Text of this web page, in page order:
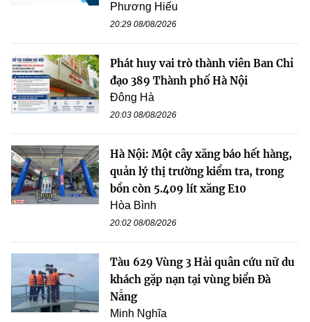
Phương Hiếu
20:29 08/08/2026
Phát huy vai trò thành viên Ban Chỉ
đạo 389 Thành phố Hà Nội
Đông Hà
20:03 08/08/2026
Hà Nội: Một cây xăng báo hết hàng,
quản lý thị trường kiểm tra, trong
bồn còn 5.409 lít xăng E10
Hòa Bình
20:02 08/08/2026
Tàu 629 Vùng 3 Hải quân cứu nữ du
khách gặp nạn tại vùng biển Đà
Nẵng
Minh Nghĩa